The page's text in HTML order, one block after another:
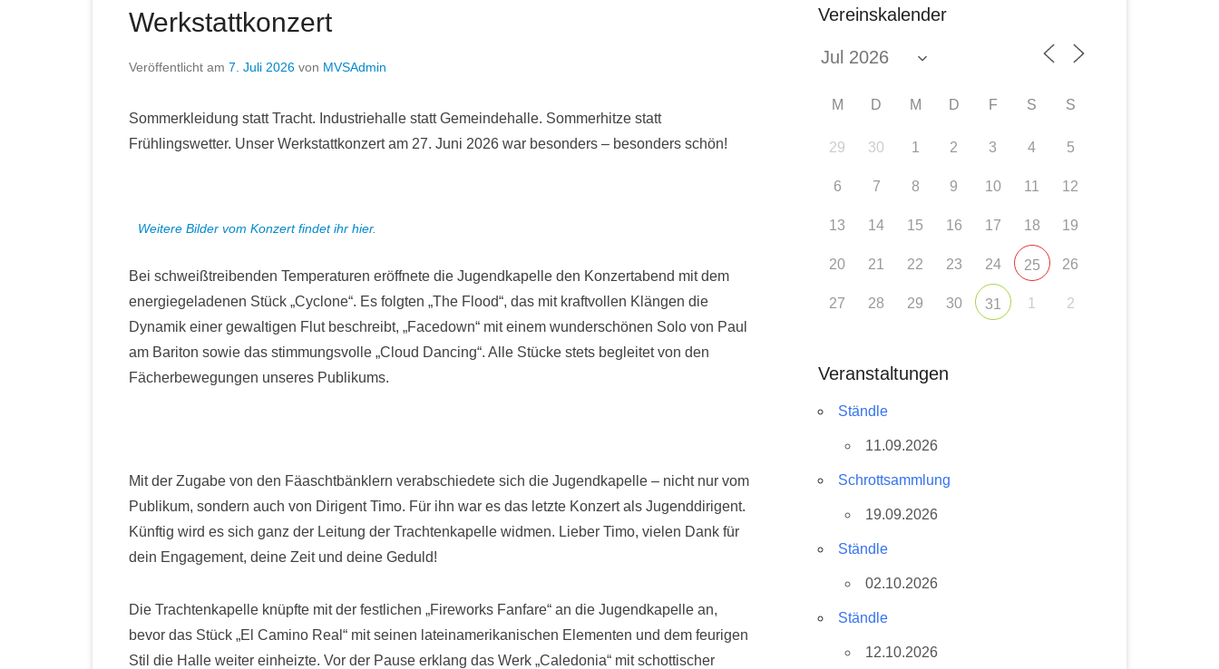
Werkstattkonzert
Veröffentlicht am 7. Juli 2026 von MVSAdmin
Sommerkleidung statt Tracht. Industriehalle statt Gemeindehalle. Sommerhitze statt
Frühlingswetter. Unser Werkstattkonzert am 27. Juni 2026 war besonders – besonders schön!
Weitere Bilder vom Konzert findet ihr hier.
Bei schweißtreibenden Temperaturen eröffnete die Jugendkapelle den Konzertabend mit dem
energiegeladenen Stück „Cyclone“. Es folgten „The Flood“, das mit kraftvollen Klängen die
Dynamik einer gewaltigen Flut beschreibt, „Facedown“ mit einem wunderschönen Solo von Paul
am Bariton sowie das stimmungsvolle „Cloud Dancing“. Alle Stücke stets begleitet von den
Fächerbewegungen unseres Publikums.
Mit der Zugabe von den Fäaschtbänklern verabschiedete sich die Jugendkapelle – nicht nur vom
Publikum, sondern auch von Dirigent Timo. Für ihn war es das letzte Konzert als Jugenddirigent.
Künftig wird es sich ganz der Leitung der Trachtenkapelle widmen. Lieber Timo, vielen Dank für
dein Engagement, deine Zeit und deine Geduld!
Die Trachtenkapelle knüpfte mit der festlichen „Fireworks Fanfare“ an die Jugendkapelle an,
bevor das Stück „El Camino Real“ mit seinen lateinamerikanischen Elementen und dem feurigen
Stil die Halle weiter einheizte. Vor der Pause erklang das Werk „Caledonia“ mit schottischer
Vereinskalender
M D M D F S S
29 30 1 2 3 4 5
6 7 8 9 10 11 12
13 14 15 16 17 18 19
20 21 22 23 24 25 26
27 28 29 30 31 1 2
Veranstaltungen
Ständle
11.09.2026
Schrottsammlung
19.09.2026
Ständle
02.10.2026
Ständle
12.10.2026